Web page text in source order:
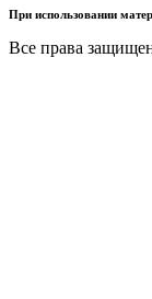
При использовании
Все права